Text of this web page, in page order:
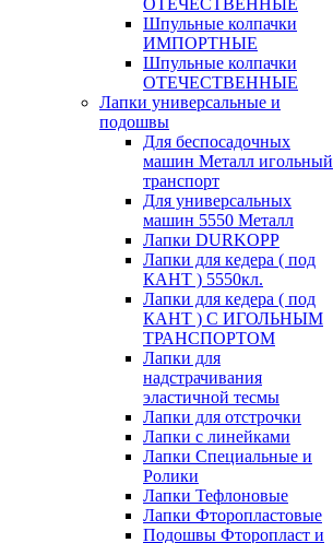
ОТЕЧЕСТВЕННЫЕ
Шпульные колпачки
ИМПОРТНЫЕ
Шпульные колпачки
ОТЕЧЕСТВЕННЫЕ
Лапки универсальные и
подошвы
Для беспосадочных
машин Металл игольный
транспорт
Для универсальных
машин 5550 Металл
Лапки DURKOPP
Лапки для кедера ( под
КАНТ ) 5550кл.
Лапки для кедера ( под
КАНТ ) С ИГОЛЬНЫМ
ТРАНСПОРТОМ
Лапки для
надстрачивания
эластичной тесмы
Лапки для отстрочки
Лапки с линейками
Лапки Специальные и
Ролики
Лапки Тефлоновые
Лапки Фторопластовые
Подошвы Фторопласт и